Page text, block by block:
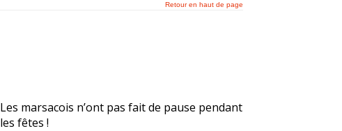
Retour en haut de page
Les marsacois n’ont pas fait de pause pendant
les fêtes !